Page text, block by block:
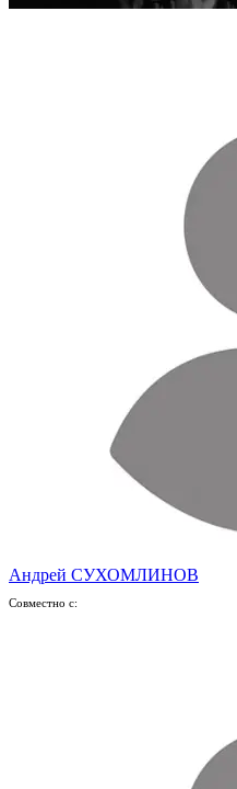
Андрей СУХОМЛИНОВ
Совместно с: